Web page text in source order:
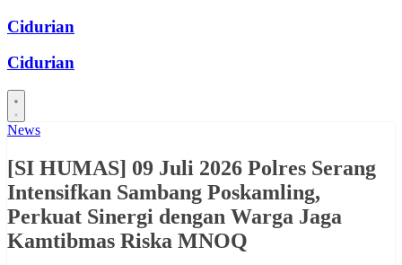
Skip
content
Cidurian
Cidurian
News
[SI HUMAS] 09 Juli 2026 Polres Serang
Intensifkan Sambang Poskamling,
Perkuat Sinergi dengan Warga Jaga
Kamtibmas Riska MNOQ